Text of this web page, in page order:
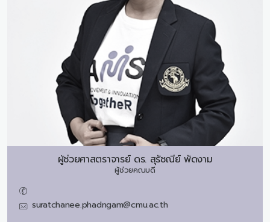
ผู้ช่วยศาสตราจารย์ ดร. สุรัชณีย์ พัดงาม
ผู้ช่วยคณบดี
suratchanee.phadngam@cmu.ac.th